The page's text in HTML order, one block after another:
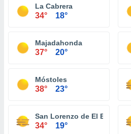
La Cabrera
34° 18°
Majadahonda
37° 20°
Móstoles
38° 23°
San Lorenzo de El Escorial
34° 19°